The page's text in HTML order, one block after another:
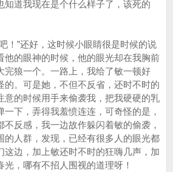
知道我现在是个什么样子了，该死的
”还好，这时候小眼睛很是时候的说
他的眼神的时候，他的眼光却在我胸前
完狼一个。一路上，我给了敏一顿好
的。可是她，不但不反省，还时不时的
意的时候用手来偷袭我，把我硬硬的乳
下，弄得我羞愤连连，可奇怪的是，
反感，我一边故作躲闪着敏的偷袭，
的人群，发现，已经有很多人的眼光都
这边，加上敏还时不时的狂嗨几声，加
光，哪有不招人围视的道理呀！